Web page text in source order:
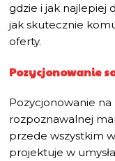
gdzie i jak najlepiej
jak skutecznie
oferty.
Pozycjonowanie
Pozycjonowanie
rozpoznawalnej
przede wszystkim
projektuje w